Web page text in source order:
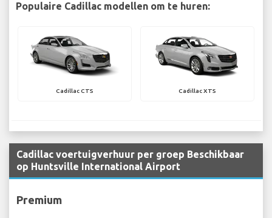
Populaire Cadillac modellen om te huren:
Cadillac CTS Cadillac XTS
Cadillac voertuigverhuur per groep Beschikbaar
op Huntsville International Airport
Premium